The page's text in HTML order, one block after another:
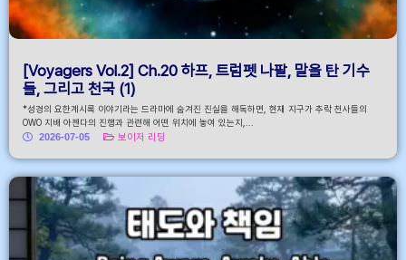
[Voyagers Vol.2] Ch.20 하프, 트럼펫 나팔, 말을 탄 기수
들, 그리고 천국 (1)
*성경의 요한계시록 이야기라는 드라마에 숨겨진 진실을 해독하면, 현재 지구가 추락 천사들의
OWO 지배 아젠다의 진행과 관련해 어떤 위치에 놓여 있는지,...
2026-07-05
보이저 리딩